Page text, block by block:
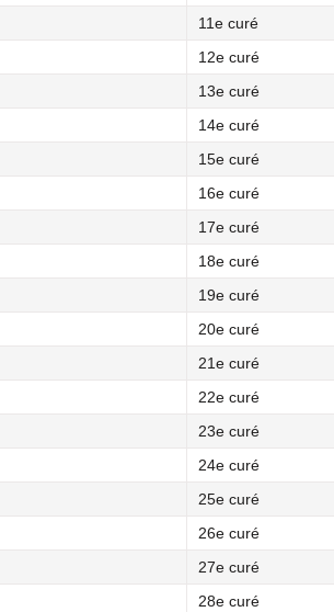
11e curé
12e curé
13e curé
14e curé
15e curé
16e curé
17e curé
18e curé
19e curé
20e curé
21e curé
22e curé
23e curé
24e curé
25e curé
26e curé
27e curé
28e curé